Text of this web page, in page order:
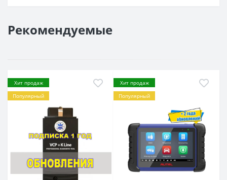
Рекомендуемые
Хит продаж
Популярный
Хит продаж
Популярный